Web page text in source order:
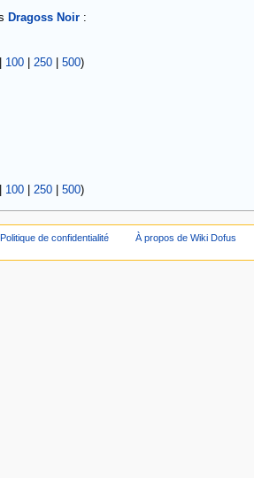
Dragoss Noir:
100| 250| 500)
100| 250| 500)
Politique de confidentialité À propos de Wiki Dofus